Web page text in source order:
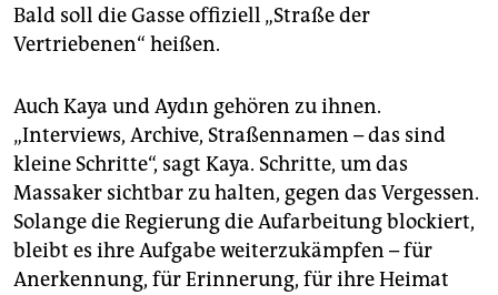
Bald soll die Gasse offiziell „Straße der
Vertriebenen“ heißen.
Auch Kaya und Aydın gehören zu ihnen.
„Interviews, Archive, Straßennamen – das sind
kleine Schritte“, sagt Kaya. Schritte, um das
Massaker sichtbar zu halten, gegen das Vergessen.
Solange die Regierung die Aufarbeitung blockiert,
bleibt es ihre Aufgabe weiterzukämpfen – für
Anerkennung, für Erinnerung, für ihre Heimat